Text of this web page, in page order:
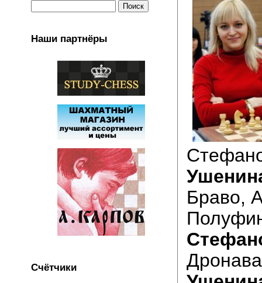
Наши партнёры
Счётчики
Браво,